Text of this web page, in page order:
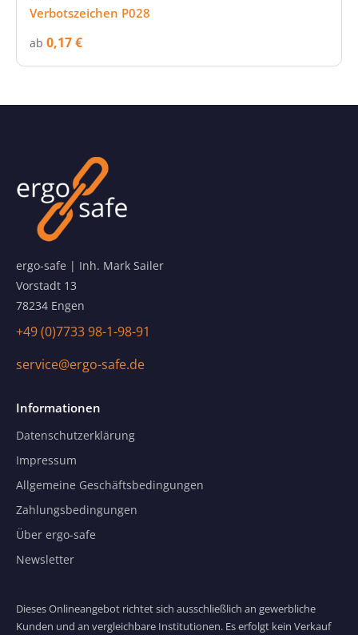
Verbotszeichen P028
ab 0,17 €
ergo-safe | Inh. Mark Sailer
Vorstadt 13
78234 Engen
+49 (0)7733 98-1-98-91
service@ergo-safe.de
Informationen
Datenschutzerklärung
Impressum
Allgemeine Geschäftsbedingungen
Zahlungsbedingungen
Über ergo-safe
Newsletter
Dieses Onlineangebot richtet sich ausschließlich an gewerbliche
Kunden und an vergleichbare Institutionen. Es erfolgt kein Verkauf